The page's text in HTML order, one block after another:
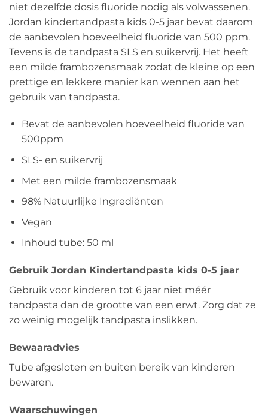
niet dezelfde dosis fluoride nodig als volwassenen.
Jordan kindertandpasta kids 0-5 jaar bevat daarom
de aanbevolen hoeveelheid fluoride van 500 ppm.
Tevens is de tandpasta SLS en suikervrij. Het heeft
een milde frambozensmaak zodat de kleine op een
prettige en lekkere manier kan wennen aan het
gebruik van tandpasta.
Bevat de aanbevolen hoeveelheid fluoride van
500ppm
SLS- en suikervrij
Met een milde frambozensmaak
98% Natuurlijke Ingrediënten
Vegan
Inhoud tube: 50 ml
Gebruik Jordan Kindertandpasta kids 0-5 jaar
Gebruik voor kinderen tot 6 jaar niet méér
tandpasta dan de grootte van een erwt. Zorg dat ze
zo weinig mogelijk tandpasta inslikken.
Bewaaradvies
Tube afgesloten en buiten bereik van kinderen
bewaren.
Waarschuwingen